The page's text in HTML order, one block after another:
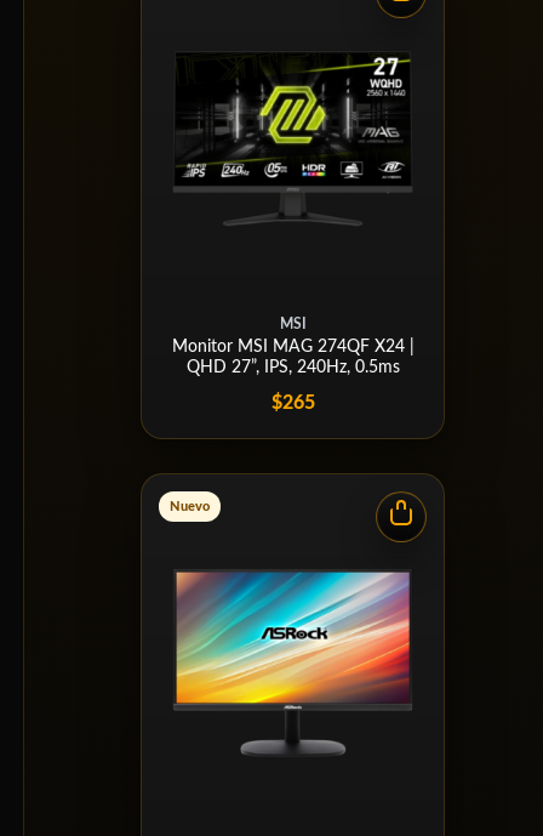
MSI
Monitor MSI MAG 274QF X24 |
QHD 27”, IPS, 240Hz, 0.5ms
$265
Nuevo